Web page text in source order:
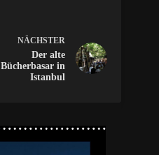
NÄCHSTER
Der alte
Bücherbasar in
Istanbul